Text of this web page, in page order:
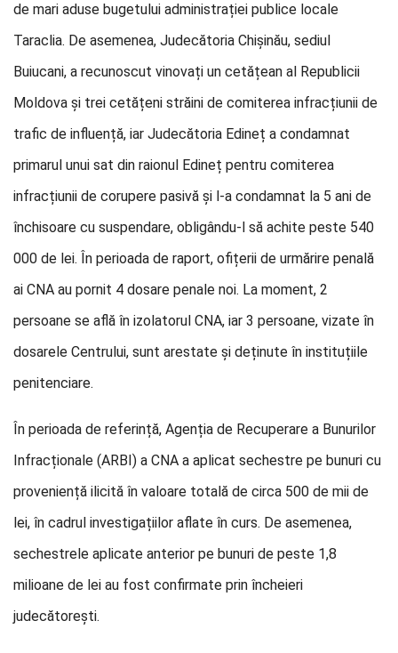
de mari aduse bugetului administrației publice locale
Taraclia. De asemenea, Judecătoria Chișinău, sediul
Buiucani, a recunoscut vinovați un cetățean al Republicii
Moldova și trei cetățeni străini de comiterea infracțiunii de
trafic de influență, iar Judecătoria Edineț a condamnat
primarul unui sat din raionul Edineț pentru comiterea
infracțiunii de corupere pasivă și l-a condamnat la 5 ani de
închisoare cu suspendare, obligându-l să achite peste 540
000 de lei. În perioada de raport, ofițerii de urmărire penală
ai CNA au pornit 4 dosare penale noi. La moment, 2
persoane se află în izolatorul CNA, iar 3 persoane, vizate în
dosarele Centrului, sunt arestate și deținute în instituțiile
penitenciare.
În perioada de referință, Agenția de Recuperare a Bunurilor
Infracționale (ARBI) a CNA a aplicat sechestre pe bunuri cu
proveniență ilicită în valoare totală de circa 500 de mii de
lei, în cadrul investigațiilor aflate în curs. De asemenea,
sechestrele aplicate anterior pe bunuri de peste 1,8
milioane de lei au fost confirmate prin încheieri
judecătorești.